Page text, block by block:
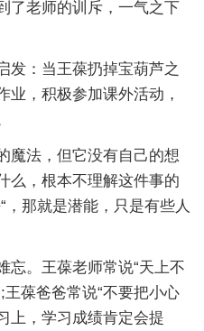
了老师的训斥，一气之下
发：当王葆扔掉宝葫芦之
业，积极参加课外活动，
魔法，但它没有自己的想
么，根本不理解这件事的
，那就是潜能，只是有些人
忘。王葆老师常说“天上不
葆爸爸常说“不要把小心
上，学习成绩肯定会提